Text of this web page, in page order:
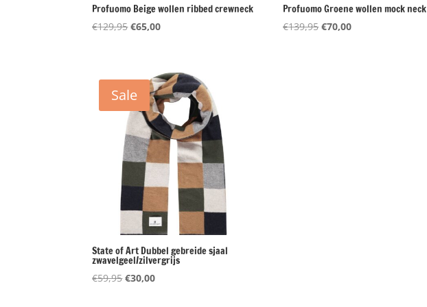
Profuomo Beige wollen ribbed crewneck
€129,95Oorspronkelijke
€129,95.
€65,00Huidige
€65,00.
Profuomo Groene wollen mock neck
€139,95Oorspronkelijke
€70,00Huidige
Sale
State of Art Dubbel gebreide sjaal
zwavelgeel/zilvergrijs
€59,95Oorspronkelijke
€30,00Huidige